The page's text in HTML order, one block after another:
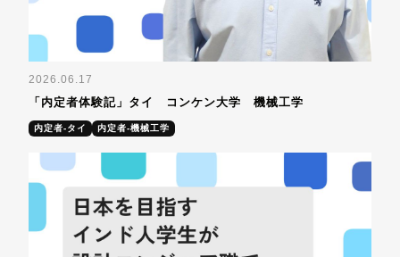
2026.06.17
「内定者体験記」タイ コンケン大学 機械工学
内定者-タイ 内定者-機械工学